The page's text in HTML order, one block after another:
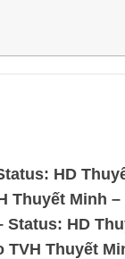
HD
Thuyết Minh
Status: HD
Thuyết